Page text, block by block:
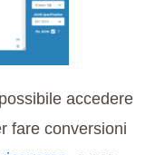
accedere
fare conversioni